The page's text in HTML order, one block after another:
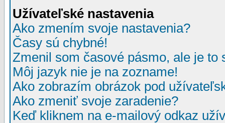
Užívateľské nastavenia
Ako zmením svoje nastavenia?
Časy sú chybné!
Zmenil som časové pásmo, ale je to
Môj jazyk nie je na zozname!
Ako zobrazím obrázok pod
Ako zmeniť svoje zaradenie?
Keď kliknem na e-mailový odkaz